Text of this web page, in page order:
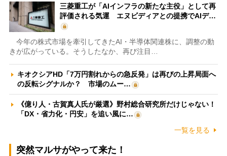
三菱重工が「AIインフラの新たな主役」として再
評価される気運 エヌビディアとの提携でAIデ…
今年の株式市場を牽引してきたAI・半導体関連株に、調整の動
きが広がっている。そうしたなか、再び注目…
キオクシアHD「7万円割れからの急反発」は再びの上昇局面へ
の反転シグナルか？ 市場のムー…
《億り人・古賀真人氏が厳選》野村総合研究所だけじゃない！
「DX・省力化・円安」を追い風に…
一覧を見る
突然マルサがやって来た！